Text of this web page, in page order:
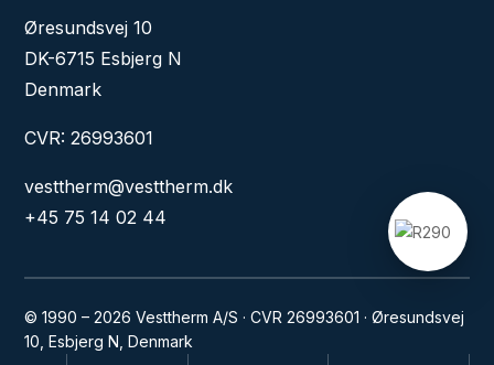
Øresundsvej 10
DK-6715 Esbjerg N
Denmark
CVR: 26993601
vesttherm@vesttherm.dk
+45 75 14 02 44
© 1990 – 2026 Vesttherm A/S · CVR 26993601 · Øresundsvej
10, Esbjerg N, Denmark